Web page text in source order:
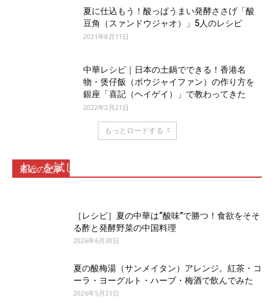
夏に仕込もう！酸っぱうまい発酵ささげ「酸
豆角（スァンドウジャオ）」5人のレシピ
2021年8月11日
中華レシピ｜日本の土鍋でできる！香港名
物・煲仔飯（ボウジャイファン）の作り方を
銀座「喜記（ヘイゲイ）」で教わってきた
2022年2月21日
もっとロードする
最近の記事
れ」を試してみた
［レシピ］夏の中華は“酸味”で勝つ！食欲をそそ
る酢と発酵野菜の中国料理
2026年6月30日
夏の酸梅湯（サンメイタン）アレンジ。紅茶・コ
ーラ・ヨーグルト・ハーブ・梅酒で飲んでみた
2026年5月31日